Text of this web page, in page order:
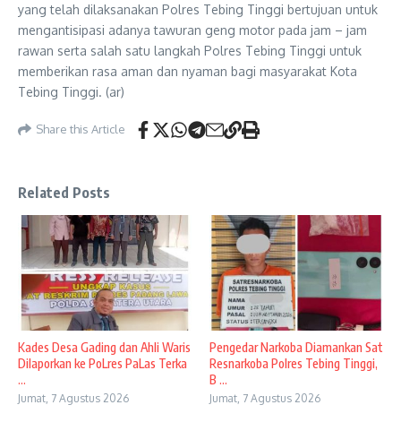
yang telah dilaksanakan Polres Tebing Tinggi bertujuan untuk
mengantisipasi adanya tawuran geng motor pada jam – jam
rawan serta salah satu langkah Polres Tebing Tinggi untuk
memberikan rasa aman dan nyaman bagi masyarakat Kota
Tebing Tinggi. (ar)
Share this Article
Related Posts
Kades Desa Gading dan Ahli Waris
Dilaporkan ke PoLres PaLas Terka
...
Jumat, 7 Agustus 2026
Pengedar Narkoba Diamankan Sat
Resnarkoba Polres Tebing Tinggi,
B ...
Jumat, 7 Agustus 2026